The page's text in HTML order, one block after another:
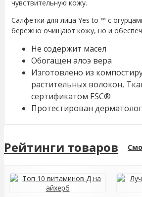
чувствительную кожу.
Салфетки для лица Yes to ™ с
бережно очищают кожу, но и
Не содержит масел
Обогащен алоэ вера
Изготовлено из
растительных волокон,
сертификатом FSC®
Протестирован
Рейтинги товаров